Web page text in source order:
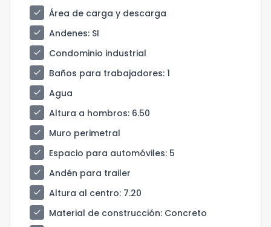
check
Área de carga y descarga
check
Andenes: SI
check
Condominio industrial
check
Baños para trabajadores: 1
check
Agua
check
Altura a hombros: 6.50
check
Muro perimetral
check
Espacio para automóviles: 5
check
Andén para trailer
check
Altura al centro: 7.20
check
Material de construcción: Concreto